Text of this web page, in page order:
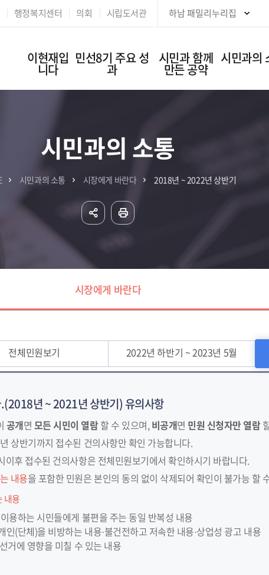
본문 바로가기
행정복지센터 의회 시립도서관 하남 패밀리누리집
이현재입
니다
민선8기 주요 성
과
시민과 함께
만든 공약
시민과의
시민과의 소통
시민과의 소통 시장에게 바란다 2018년 ~ 2022년 상반기
시장에게 바란다
전체민원보기 2022년 하반기 ~ 2023년 5월
년 ~ 2021년 상반기) 유의사항
공개면 모든 시민이 열람할 수 있으며, 비공개면 민원 신청자만 열람
상반기까지 접수된 건의사항만 확인 가능합니다.
이후 접수된 건의사항은 전체민원보기에서 확인하시기 바랍니다.
내용을 포함한 민원은 본인의 동의 없이 삭제되어 확인이 불가능 할
내용
용하는 시민들에게 불편을 주는 동일 반복성 내용
인(단체)을 비방하는 내용·불건전하고 저속한 내용·상업성 광고 내용
거에 영향을 미칠 수 있는 내용